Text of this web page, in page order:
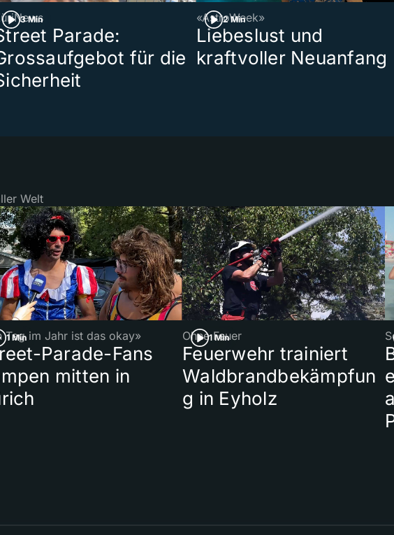
3 Min
Parade:
für die
2 Min
«AstroWeek»
Liebeslust und
kraftvoller Neuanfang
Welt
1 Min
Tag im Jahr ist das okay»
Parade-Fans
mitten in
1 Min
Ohne Feuer
Feuerwehr trainiert
Waldbrandbekämpfun
g in Eyholz